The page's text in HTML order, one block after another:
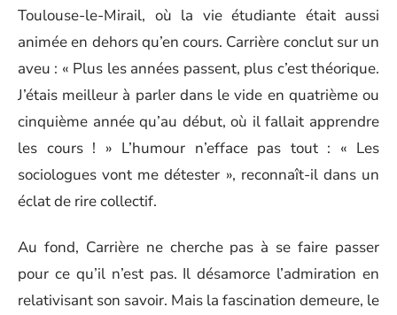
Toulouse-le-Mirail, où la vie étudiante était aussi
animée en dehors qu’en cours. Carrière conclut sur un
aveu : « Plus les années passent, plus c’est théorique.
J’étais meilleur à parler dans le vide en quatrième ou
cinquième année qu’au début, où il fallait apprendre
les cours ! » L’humour n’efface pas tout : « Les
sociologues vont me détester », reconnaît-il dans un
éclat de rire collectif.
Au fond, Carrière ne cherche pas à se faire passer
pour ce qu’il n’est pas. Il désamorce l’admiration en
relativisant son savoir. Mais la fascination demeure, le